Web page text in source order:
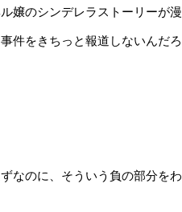
嬢のシンデレラストーリーが漫
件をきちっと報道しないんだろ
なのに、そういう負の部分をわ